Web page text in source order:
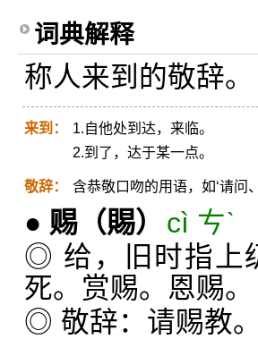
词典解释
称人来到的敬辞。
来到：
1.自他处到达，来临。
2.到了，达于某一点。
敬辞： 含恭敬口吻的用语，如‘请问
● 赐 （賜）
cì ㄘˋ
◎ 给，旧时指上
死。赏赐。恩赐。
◎ 敬辞：请赐教。